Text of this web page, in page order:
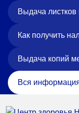
Выдача листков
Как получить
Выдача копий
Вся